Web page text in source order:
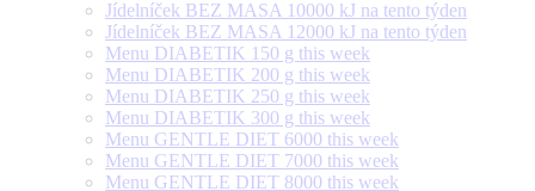
Jídelníček BEZ MASA 10000 kJ na tento týden
Jídelníček BEZ MASA 12000 kJ na tento týden
Menu DIABETIK 150 g this week
Menu DIABETIK 200 g this week
Menu DIABETIK 250 g this week
Menu DIABETIK 300 g this week
Menu GENTLE DIET 6000 this week
Menu GENTLE DIET 7000 this week
Menu GENTLE DIET 8000 this week